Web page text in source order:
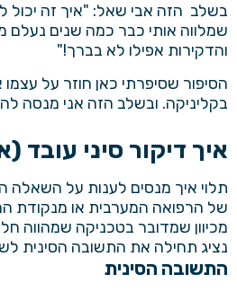
בשלב הזה אבי שאל: "איך זה יכול
שמלווה אותי כבר כמה שנים נעלם
והדקירות אפילו לא בברך!"
הסיפור שסיפרתי כאן חוזר על עצמו
בקליניקה. ובשלב הזה אני מנסה
איך דיקור סיני עובד
תלוי איך מנסים לענות על השאלה
של הרפואה המערבית או מנקודת
מכיוון שמדובר בטכניקה שמהווה
נציג תחילה את התשובה הסינית
התשובה הסינית